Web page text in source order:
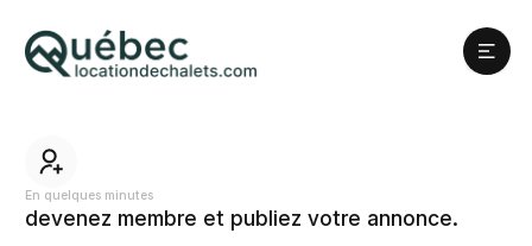
En quelques minutes
devenez membre et publiez votre annonce.